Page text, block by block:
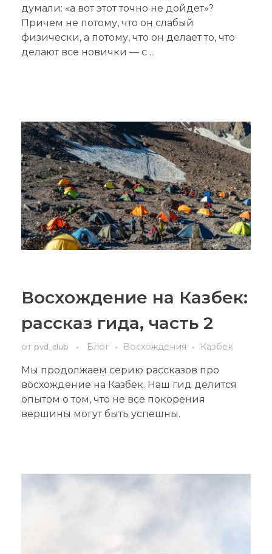
думали: «а вот этот точно не дойдет»?
Причем не потому, что он слабый
физически, а потому, что он делает то, что
делают все новички — с ...
Восхождение на Казбек:
рассказ гида, часть 2
от pvd_club Блог Восхождения Казбек
Мы продолжаем серию рассказов про
восхождение на Казбек. Наш гид делится
опытом о том, что не все покорения
вершины могут быть успешны.